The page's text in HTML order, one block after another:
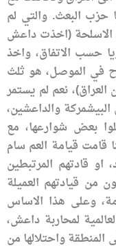
حزب البعث. والتي لم
الاسلحة (اخذت داعش
حسب الاتفاق، واخذ
في الموصل، هو ثلث
نعم لم يستمر
والداعشين،
بعض شوارعها، مع
قامت قيامة العم سام
قادتهم المرتبطين
من قيادتهم العميلة
وعلى هذا الاساس
لمحاربة داعش،
واحتلالها من